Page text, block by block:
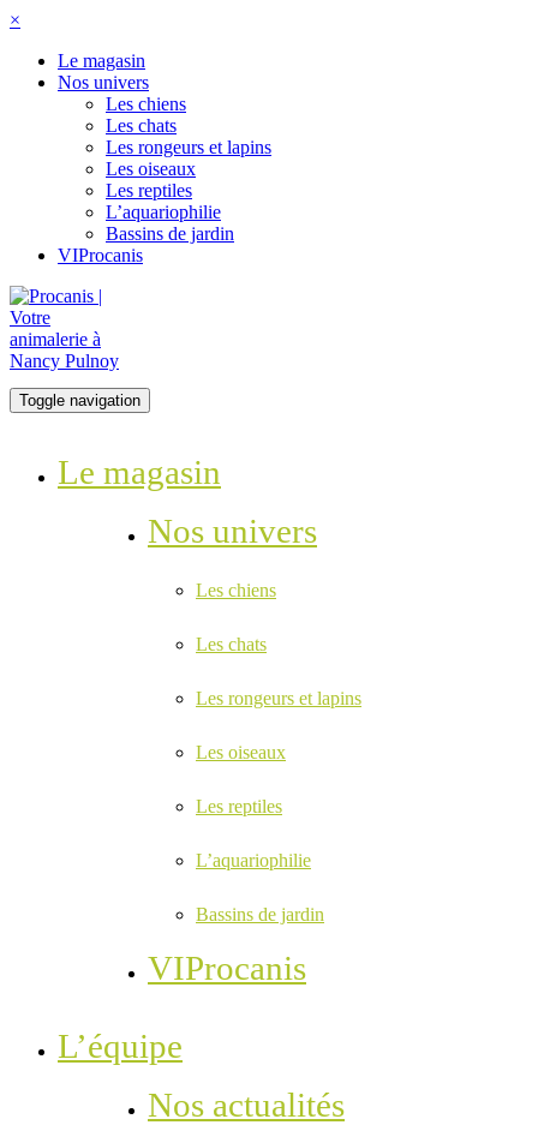
×
Le magasin
Nos univers
Les chiens
Les chats
Les rongeurs et lapins
Les oiseaux
Les reptiles
L’aquariophilie
Bassins de jardin
VIProcanis
Toggle navigation
Le magasin
Nos univers
Les chiens
Les chats
Les rongeurs et lapins
Les oiseaux
Les reptiles
L’aquariophilie
Bassins de jardin
VIProcanis
L’équipe
Nos actualités